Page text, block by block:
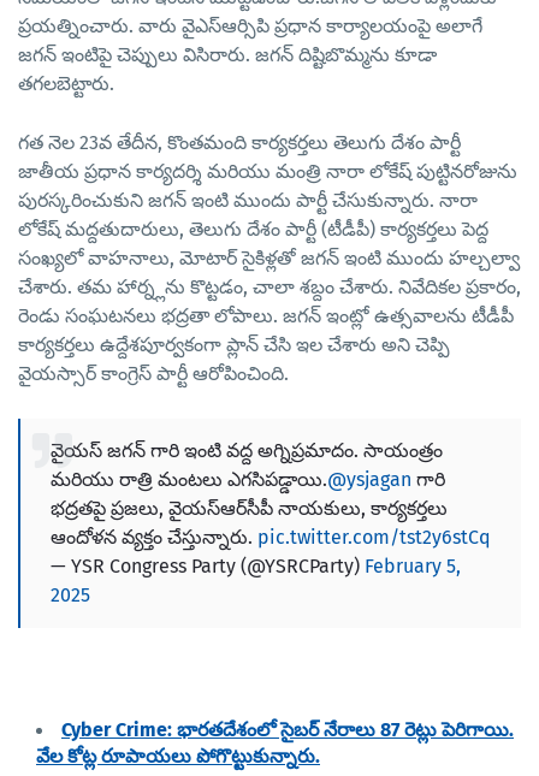
ప్రయత్నించారు. వారు వైఎస్ఆర్సిపి ప్రధాన కార్యాలయంపై అలాగే
జగన్ ఇంటిపై చెప్పులు విసిరారు. జగన్ దిష్టిబొమ్మను కూడా
తగలబెట్టారు.
గత నెల 23వ తేదీన, కొంతమంది కార్యకర్తలు తెలుగు దేశం పార్టీ
జాతీయ ప్రధాన కార్యదర్శి మరియు మంత్రి నారా లోకేష్ పుట్టినరోజును
పురస్కరించుకుని జగన్ ఇంటి ముందు పార్టీ చేసుకున్నారు. నారా
లోకేష్ మద్దతుదారులు, తెలుగు దేశం పార్టీ (టీడీపీ) కార్యకర్తలు పెద్ద
సంఖ్యలో వాహనాలు, మోటార్ సైకిళ్లతో జగన్ ఇంటి ముందు హల్చల్వా
చేశారు. తమ హార్న్లను కొట్టడం, చాలా శబ్దం చేశారు. నివేదికల ప్రకారం,
రెండు సంఘటనలు భద్రతా లోపాలు. జగన్ ఇంట్లో ఉత్సవాలను టీడీపీ
కార్యకర్తలు ఉద్దేశపూర్వకంగా ప్లాన్ చేసి ఇల చేశారు అని చెప్పి
వైయస్సార్ కాంగ్రెస్ పార్టీ ఆరోపించింది.
వైయస్ జగన్ గారి ఇంటి వద్ద అగ్నిప్రమాదం. సాయంత్రం
మరియు రాత్రి మంటలు ఎగసిపడ్డాయి.@ysjagan గారి
భద్రతపై ప్రజలు, వైయస్ఆర్‌సీపీ నాయకులు, కార్యకర్తలు
ఆందోళన వ్యక్తం చేస్తున్నారు. pic.twitter.com/tst2y6stCq
— YSR Congress Party (@YSRCParty) February 5,
2025
Cyber Crime: భారతదేశంలో సైబర్ నేరాలు 87 రెట్లు పెరిగాయి.
వేల కోట్ల రూపాయలు పోగొట్టుకున్నారు.